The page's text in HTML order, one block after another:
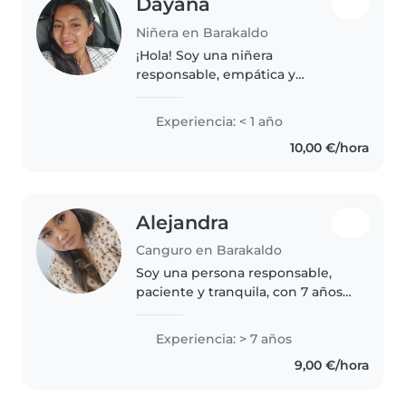
Niñera en Barakaldo
¡Hola! Soy una niñera
responsable, empática y
trabajar con niños de todas las
edades. Aunque no tengo
Experiencia: < 1 año
10,00 €/hora
Alejandra
Canguro en Barakaldo
Soy una persona responsable,
paciente y tranquila, con 7 años
niños de todas las edades. Como
madre, entiendo las necesidades
Experiencia: > 7 años
9,00 €/hora